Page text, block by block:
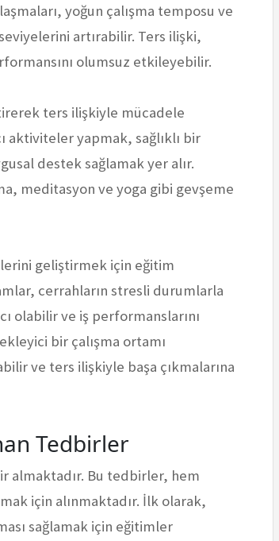
yoğun çalışma temposu ve
artırabilir. Ters ilişki,
olumsuz etkileyebilir.
ters ilişkiyle mücadele
aktiviteler yapmak, sağlıklı bir
destek sağlamak yer alır.
meditasyon ve yoga gibi gevşeme
geliştirmek için eğitim
cerrahların stresli durumlarla
olabilir ve iş performanslarını
bir çalışma ortamı
ve ters ilişkiyle başa çıkmalarına
Tedbirler
almaktadır. Bu tedbirler, hem
için alınmaktadır. İlk olarak,
sağlamak için eğitimler